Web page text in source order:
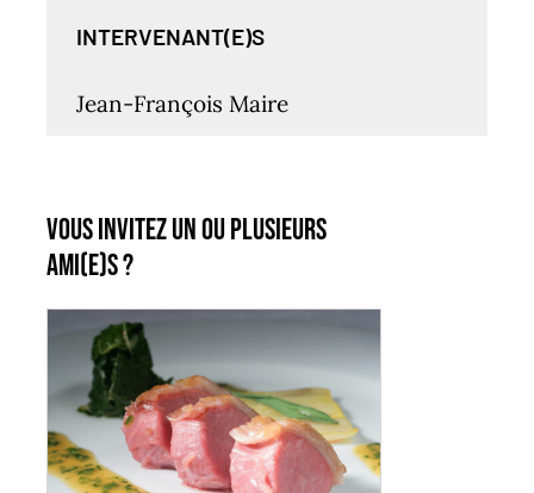
INTERVENANT(E)S
Jean-François Maire
Vous invitez un ou plusieurs
ami(e)s ?
AJOUTER AU PANIER
/
DÉTAILS